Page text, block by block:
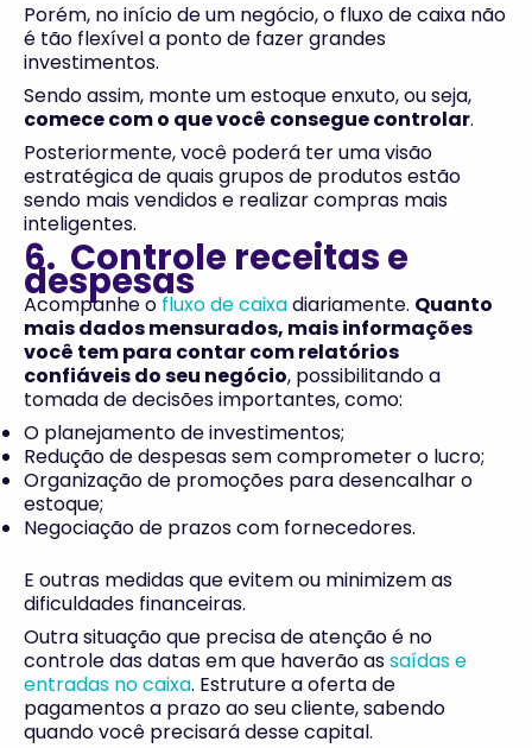
Porém, no início de um negócio, o fluxo de caixa não
é tão flexível a ponto de fazer grandes
investimentos.
Sendo assim, monte um estoque enxuto, ou seja,
comece com o que você consegue controlar.
Posteriormente, você poderá ter uma visão
estratégica de quais grupos de produtos estão
sendo mais vendidos e realizar compras mais
inteligentes.
6. Controle receitas e
despesas
Acompanhe o fluxo de caixadiariamente. Quanto
mais dados mensurados, mais informações
você tem para contar com relatórios
confiáveis do seu negócio, possibilitando a
tomada de decisões importantes, como:
O planejamento de investimentos;
Redução de despesas sem comprometer o lucro;
Organização de promoções para desencalhar o
estoque;
Negociação de prazos com fornecedores.
E outras medidas que evitem ou minimizem as
dificuldades financeiras.
Outra situação que precisa de atenção é no
controle das datas em que haverão assaídas e
entradas no caixa. Estruture a oferta de
pagamentos a prazo ao seu cliente, sabendo
quando você precisará desse capital.